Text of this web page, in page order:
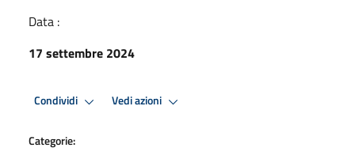
Data :
17 settembre 2024
Condividi Vedi azioni
Categorie: